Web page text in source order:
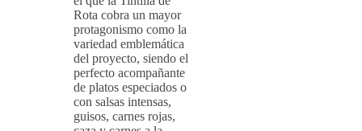
Rota cobra un mayor
protagonismo como la
variedad emblemática
del proyecto, siendo el
perfecto acompañante
de platos especiados o
con salsas intensas,
guisos, carnes rojas,